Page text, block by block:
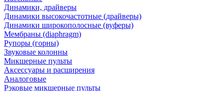
Динамики, драйверы
Динамики высокочастотные (драйверы)
Динамики широкополосные (вуферы)
Мембраны (diaphragm)
Рупоры (горны)
Звуковые колонны
Микшерные пульты
Аксессуары и расширения
Аналоговые
Рэковые микшерные пульты